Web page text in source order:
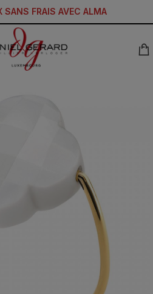
SANS FRAIS AVEC ALMA